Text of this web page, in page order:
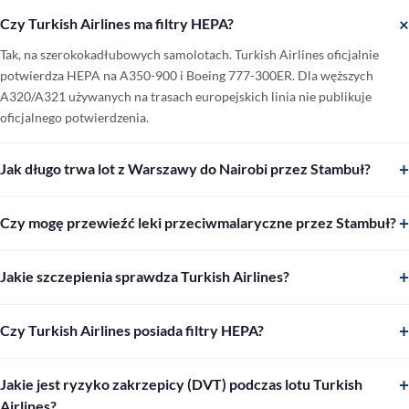
Czy Turkish Airlines ma filtry HEPA? ×
Tak, na szerokokadłubowych samolotach. Turkish Airlines oficjalnie
potwierdza HEPA na A350-900 i Boeing 777-300ER. Dla węższych
A320/A321 używanych na trasach europejskich linia nie publikuje
oficjalnego potwierdzenia.
Jak długo trwa lot z Warszawy do Nairobi przez Stambuł? +
najkrótszych opcji z Polski do Kenii.
Czy mogę przewieźć leki przeciwmalaryczne przez Stambuł?+
swobodnie przewożone w bagażu podręcznym przy posiadaniu recepty
skontaktuj się z apteką lub ministerialnym wykazem.
Jakie szczepienia sprawdza Turkish Airlines? +
(kraje Afryki Subsaharyjskiej i części Ameryki Płd). Dla tranzytu przez
Czy Turkish Airlines posiada filtry HEPA? +
HEPA eliminują ≥99,97% cząstek z powietrza kabinowego, w tym wirusy
i bakterie - powietrze jest wymieniane co 2–3 minuty.
Jakie jest ryzyko zakrzepicy (DVT) podczas lotu Turkish
+